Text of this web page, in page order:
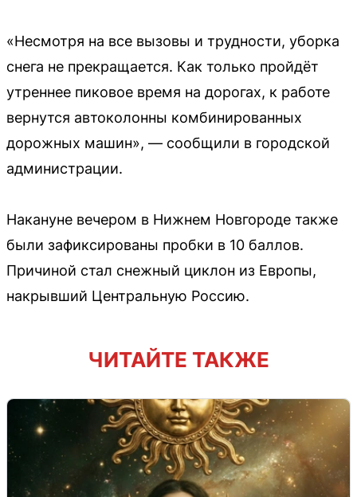
«Несмотря на все вызовы и трудности, уборка
снега не прекращается. Как только пройдёт
утреннее пиковое время на дорогах, к работе
вернутся автоколонны комбинированных
дорожных машин», — сообщили в городской
администрации.
Накануне вечером в Нижнем Новгороде также
были зафиксированы пробки в 10 баллов.
Причиной стал снежный циклон из Европы,
накрывший Центральную Россию.
ЧИТАЙТЕ ТАКЖЕ